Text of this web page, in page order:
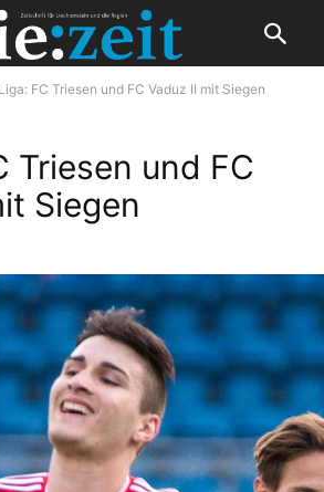
FC Triesen und FC Vaduz II mit Siegen
Triesen und FC
Siegen